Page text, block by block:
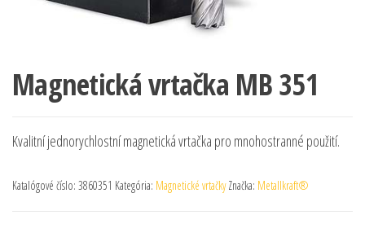
Magnetická vrtačka MB 351
Kvalitní jednorychlostní magnetická vrtačka pro mnohostranné použití.
Katalógové číslo: 3860351 Kategória: Magnetické vrtačky Značka: Metallkraft®